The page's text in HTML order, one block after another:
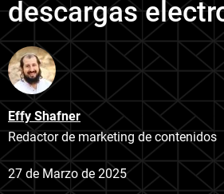
descargas
Effy Shafner
Redactor de marketing de contenidos
27 de Marzo de 2025